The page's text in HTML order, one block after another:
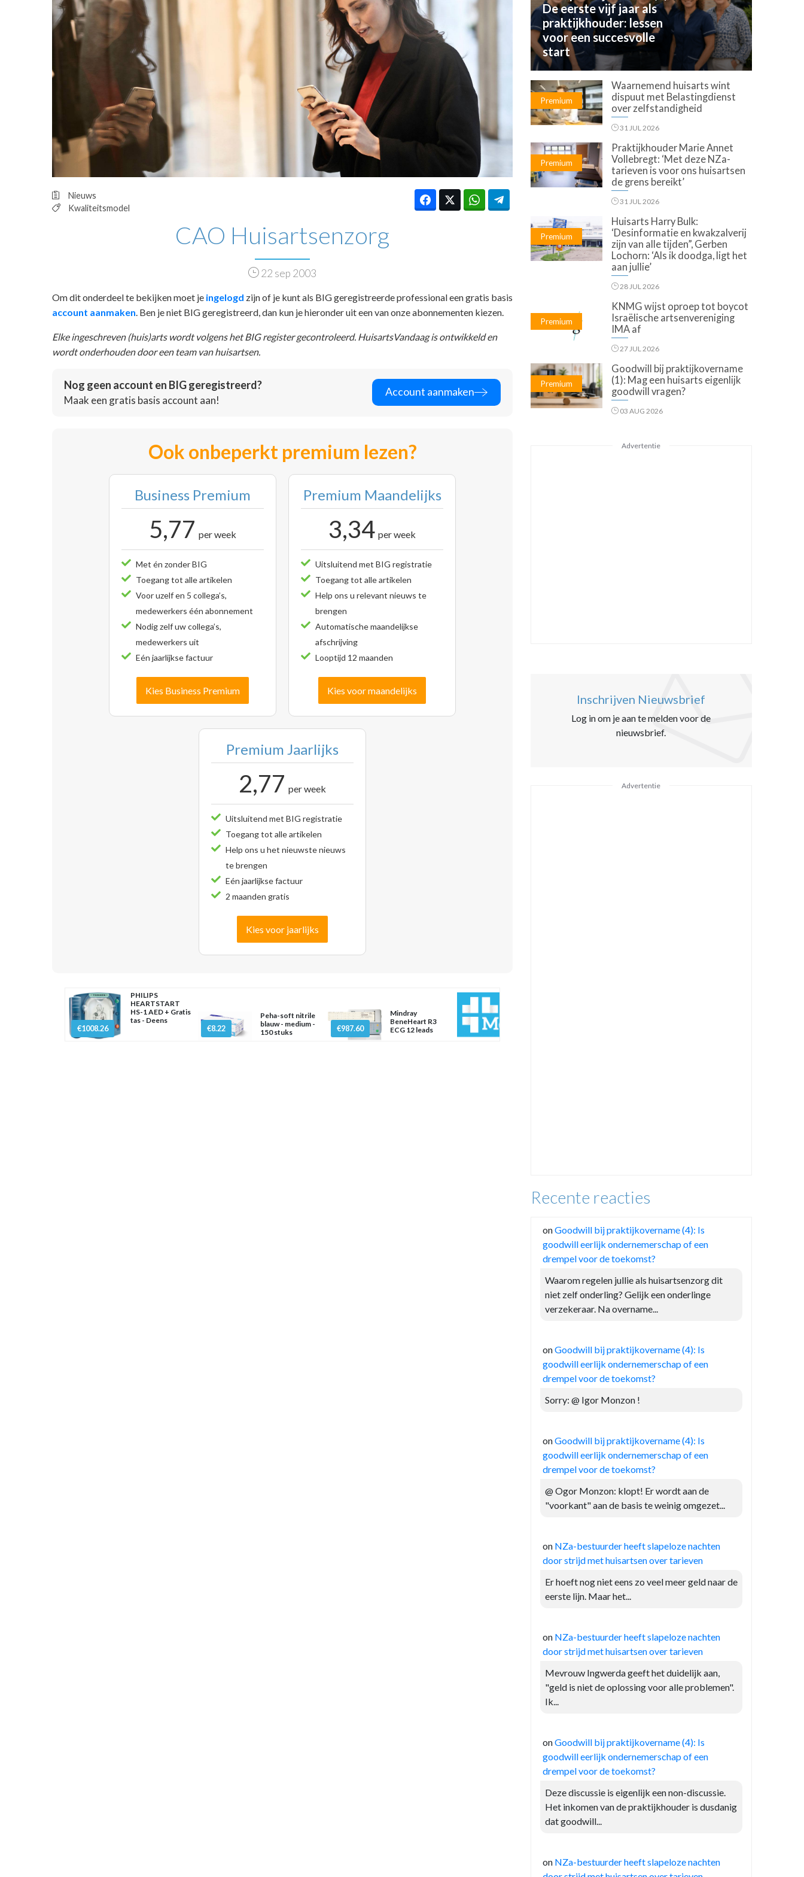
HUISARTSENPOST
PRAKTIJKZAKEN
VPHUISARTSEN
MEDISCHE VAKHANDEL
REGISTRATIE
Nieuws
Kwaliteitsmodel
CAO Huisartsenzorg
22 sep 2003
Om dit onderdeel te bekijken moet je ingelogd zijn of je kunt als BIG geregistreerde professional een gratis basis
account aanmaken . Ben je niet BIG geregistreerd, dan kun je hieronder uit een van onze abonnementen kiezen.
Elke ingeschreven (huis)arts wordt volgens het BIG register gecontroleerd. HuisartsVandaag is ontwikkeld en
wordt onderhouden door een team van huisartsen.
Nog geen account en BIG geregistreerd?
Maak een gratis basis account aan!
Account aanmaken
Ook onbeperkt premium lezen?
Business Premium
5,77 per week
Met én zonder BIG
Toegang tot alle artikelen
Voor uzelf en 5 collega’s,
medewerkers één abonnement
Nodig zelf uw collega’s,
medewerkers uit
Eén jaarlijkse factuur
Kies Business Premium
Premium Maandelijks
3,34 per week
Uitsluitend met BIG registratie
Toegang tot alle artikelen
Help ons u relevant nieuws te
brengen
Automatische maandelijkse
afschrijving
Looptijd 12 maanden
Kies voor maandelijks
Premium Jaarlijks
2,77 per week
Uitsluitend met BIG registratie
Toegang tot alle artikelen
Help ons u het nieuwste nieuws
te brengen
Eén jaarlijkse factuur
2 maanden gratis
Kies voor jaarlijks
€1008.26
PHILIPS
HEARTSTART
HS-1 AED + Gratis
tas - Deens
€8.22
Peha-soft nitrile
blauw - medium -
150 stuks
€987.60
Mindray
BeneHeart R3
ECG 12 leads
De eerste vijf jaar als
praktijkhouder: lessen
voor een succesvolle
start
Premium
Waarnemend huisarts wint
dispuut met Belastingdienst
over zelfstandigheid
31 JUL 2026
Premium
Praktijkhouder Marie Annet
Vollebregt: ‘Met deze NZa-
tarieven is voor ons huisartsen
de grens bereikt’
31 JUL 2026
Premium
Huisarts Harry Bulk:
‘Desinformatie en kwakzalverij
zijn van alle tijden”, Gerben
Lochorn: ‘Als ik doodga, ligt het
aan jullie’
28 JUL 2026
Premium
KNMG wijst oproep tot boycot
Israëlische artsenvereniging
IMA af
27 JUL 2026
Premium
Goodwill bij praktijkovername
(1): Mag een huisarts eigenlijk
goodwill vragen?
03 AUG 2026
Advertentie
Inschrijven Nieuwsbrief
Log in om je aan te melden voor de
nieuwsbrief.
Advertentie
Recente reacties
onGoodwill bij praktijkovername (4): Is
goodwill eerlijk ondernemerschap of een
drempel voor de toekomst?
Waarom regelen jullie als huisartsenzorg dit
niet zelf onderling? Gelijk een onderlinge
verzekeraar. Na overname...
onGoodwill bij praktijkovername (4): Is
goodwill eerlijk ondernemerschap of een
drempel voor de toekomst?
Sorry: @ Igor Monzon !
onGoodwill bij praktijkovername (4): Is
goodwill eerlijk ondernemerschap of een
drempel voor de toekomst?
@ Ogor Monzon: klopt! Er wordt aan de
"voorkant" aan de basis te weinig omgezet...
on NZa-bestuurder heeft slapeloze nachten
door strijd met huisartsen over tarieven
Er hoeft nog niet eens zo veel meer geld naar de
eerste lijn. Maar het...
on NZa-bestuurder heeft slapeloze nachten
door strijd met huisartsen over tarieven
Mevrouw Ingwerda geeft het duidelijk aan,
"geld is niet de oplossing voor alle problemen".
Ik...
onGoodwill bij praktijkovername (4): Is
goodwill eerlijk ondernemerschap of een
drempel voor de toekomst?
Deze discussie is eigenlijk een non-discussie.
Het inkomen van de praktijkhouder is dusdanig
dat goodwill...
on NZa-bestuurder heeft slapeloze nachten